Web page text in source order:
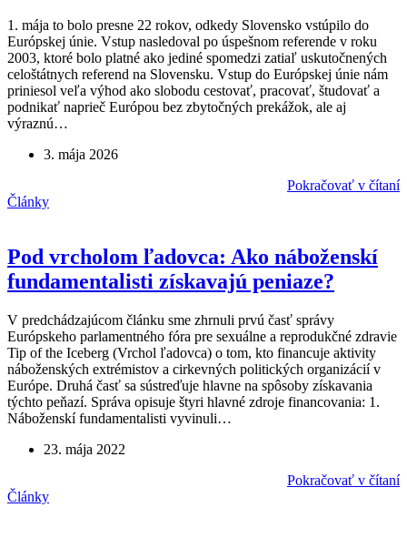
1. mája to bolo presne 22 rokov, odkedy Slovensko vstúpilo do
Európskej únie. Vstup nasledoval po úspešnom referende v roku
2003, ktoré bolo platné ako jediné spomedzi zatiaľ uskutočnených
celoštátnych referend na Slovensku. Vstup do Európskej únie nám
priniesol veľa výhod ako slobodu cestovať, pracovať, študovať a
podnikať naprieč Európou bez zbytočných prekážok, ale aj
výraznú…
3. mája 2026
Pokračovať v čítaní
Články
Pod vrcholom ľadovca: Ako náboženskí
fundamentalisti získavajú peniaze?
V predchádzajúcom článku sme zhrnuli prvú časť správy
Európskeho parlamentného fóra pre sexuálne a reprodukčné zdravie
Tip of the Iceberg (Vrchol ľadovca) o tom, kto financuje aktivity
náboženských extrémistov a cirkevných politických organizácií v
Európe. Druhá časť sa sústreďuje hlavne na spôsoby získavania
týchto peňazí. Správa opisuje štyri hlavné zdroje financovania: 1.
Náboženskí fundamentalisti vyvinuli…
23. mája 2022
Pokračovať v čítaní
Články